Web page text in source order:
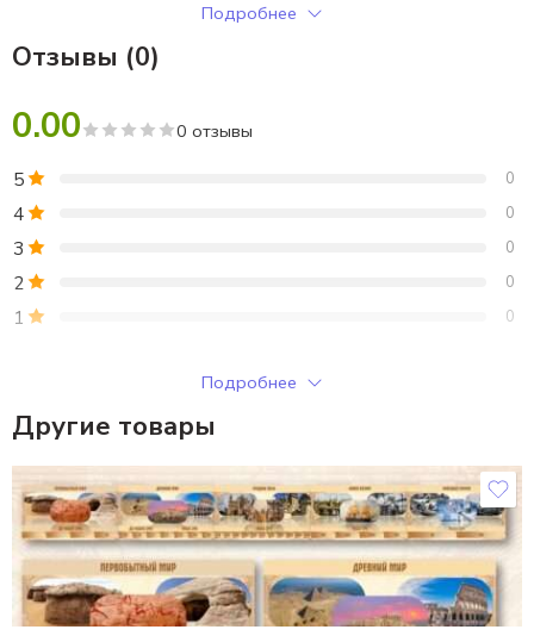
Нахождение числа, удовлетворяющее условию. Тип 2
Сложение чисел в шестнадцатеричной системе счисления
Вычитание чисел в двоичной системе счисления. Тип 4.
Ответы к Вариантам.
Подробнее
Отзывы (0)
0.00 0 отзывы
5 0
4 0
3 0
2 0
1 0
Только зарегистрированные клиенты, купившие этот товар,
могут публиковать отзывы.
Отзывы
Отзывов пока нет.
Подробнее
Другие товары